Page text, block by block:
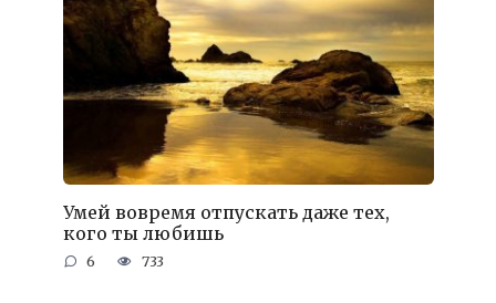
Умей вовремя отпускать даже тех,
кого ты любишь
6 733